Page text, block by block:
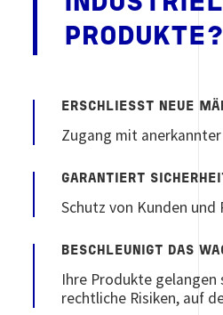
PRODUKTE?
ERSCHLIESST NEUE
Zugang mit
GARANTIERT
Schutz von Kunden und
BESCHLEUNIGT DAS
Ihre Produkte gelangen
rechtliche Risiken, auf